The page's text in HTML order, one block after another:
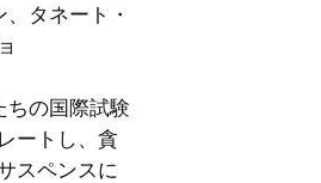
タネート・
ちの国際試験
ートし、貪
スペンスに